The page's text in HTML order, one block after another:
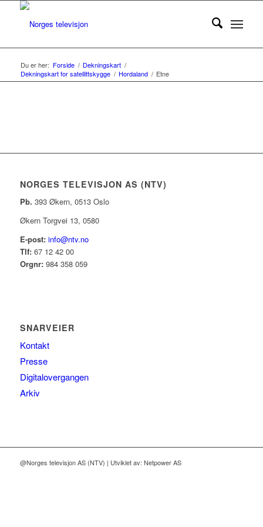
Du er her: Forside / Dekningskart /
Dekningskart for satellittskygge / Hordaland / Etne
NORGES TELEVISJON AS (NTV)
Pb. 393 Økern, 0513 Oslo
Økern Torgvei 13, 0580
E-post: info@ntv.no
Tlf:67 12 42 00
Orgnr:984 358 059
SNARVEIER
Kontakt
Presse
Digitalovergangen
Arkiv
@Norges televisjon AS (NTV) | Utviklet av: Netpower AS